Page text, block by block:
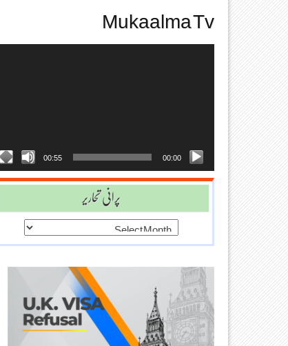
Mukaalma Tv
00:00
00:55
پرانی تحاریر